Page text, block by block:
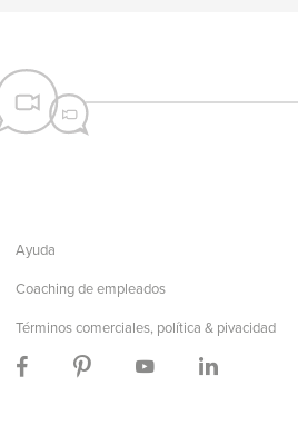
Ayuda
Coaching de empleados
Términos comerciales, política & pivacidad